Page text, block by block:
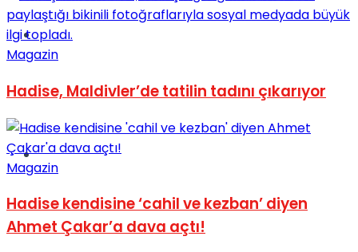
Sinema
Tatil
Magazin
Hadise, Maldivler’de tatilin tadını çıkarıyor
Magazin
Hadise kendisine ‘cahil ve kezban’ diyen
Ahmet Çakar’a dava açtı!